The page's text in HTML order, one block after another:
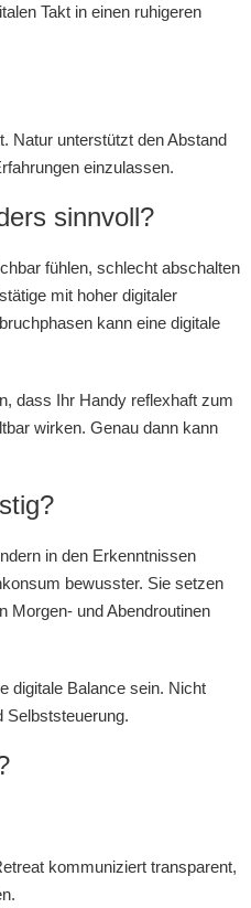
Takt in einen ruhigeren
Natur unterstützt den Abstand
einzulassen.
sinnvoll?
fühlen, schlecht abschalten
mit hoher digitaler
kann eine digitale
dass Ihr Handy reflexhaft zum
wirken. Genau dann kann
in den Erkenntnissen
bewusster. Sie setzen
Morgen- und Abendroutinen
digitale Balance sein. Nicht
Selbststeuerung.
kommuniziert transparent,